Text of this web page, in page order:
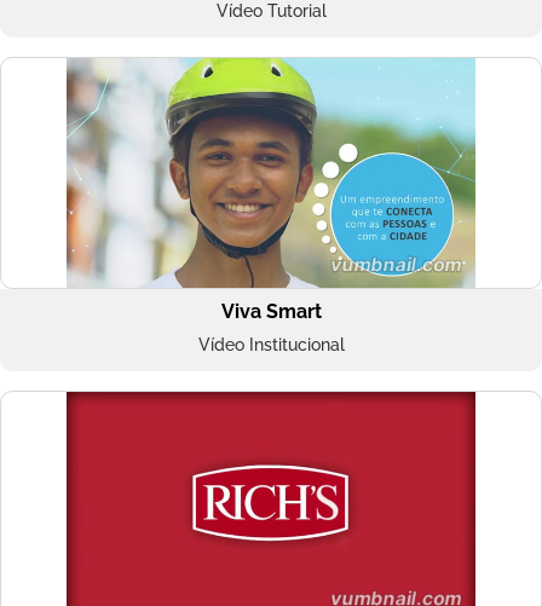
Vídeo Tutorial
Viva Smart
Vídeo Institucional